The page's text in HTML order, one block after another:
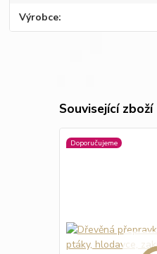
Výrobce
Související zboží
Doporučujeme